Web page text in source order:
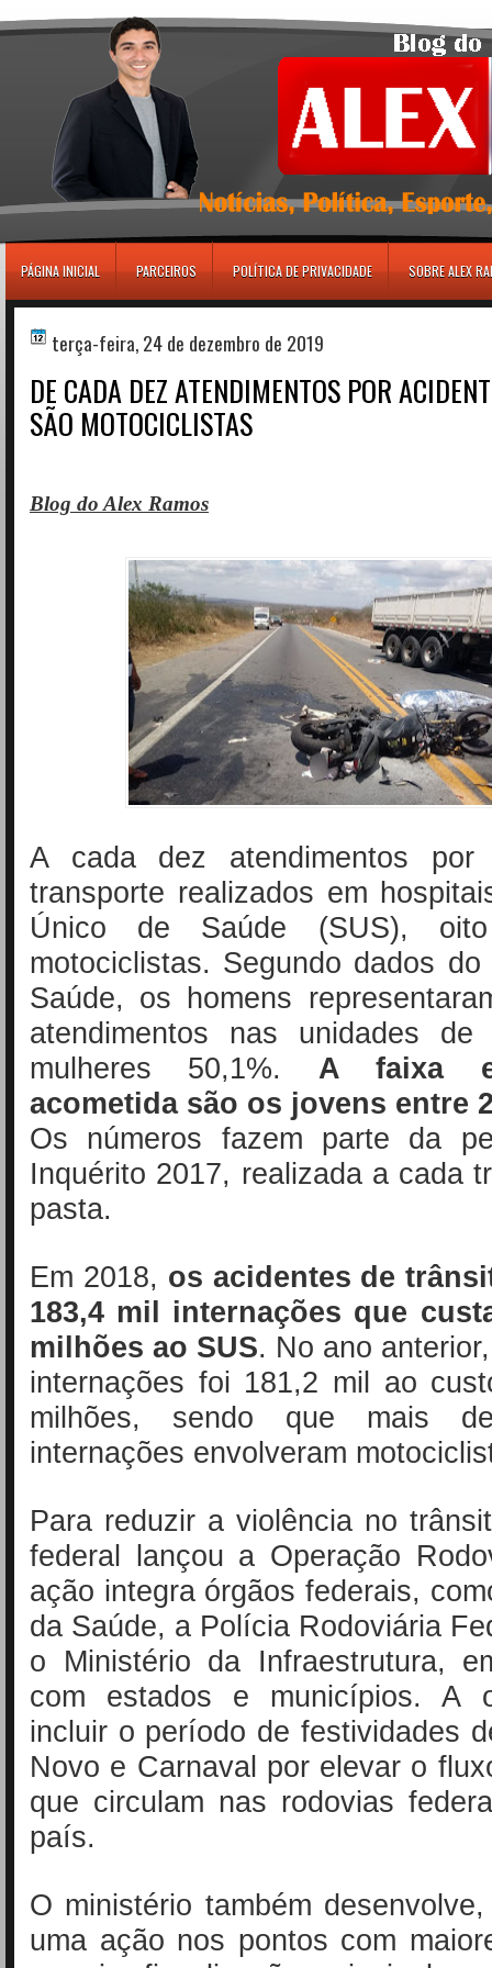
PÁGINA INICIAL PARCEIROS POLÍTICA DE PRIVACIDADE SOBRE ALEX
terça-feira, 24 de dezembro de 2019
DE CADA DEZ ATENDIMENTOS POR
SÃO MOTOCICLISTAS
Blog do Alex Ramos
A cada dez atendimentos por
transporte realizados em
Único de Saúde (SUS),
motociclistas. Segundo dados
Saúde, os homens
atendimentos nas unidades
mulheres 50,1%. A faixa
acometida são os jovens entre
Os números fazem parte da
Inquérito 2017, realizada a cada
pasta.
Em 2018, os acidentes de
183,4 mil internações que
milhões ao SUS. No ano
internações foi 181,2 mil ao
milhões, sendo que mais
internações envolveram
Para reduzir a violência no
federal lançou a Operação
ação integra órgãos federais,
da Saúde, a Polícia Rodoviária
o Ministério da Infraestrutura,
com estados e municípios. A
incluir o período de festividades
Novo e Carnaval por elevar o
que circulam nas rodovias
país.
O ministério também
uma ação nos pontos com